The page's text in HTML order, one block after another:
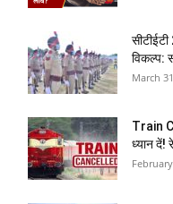
विकल्प:
March
Train
ध्यान दें!